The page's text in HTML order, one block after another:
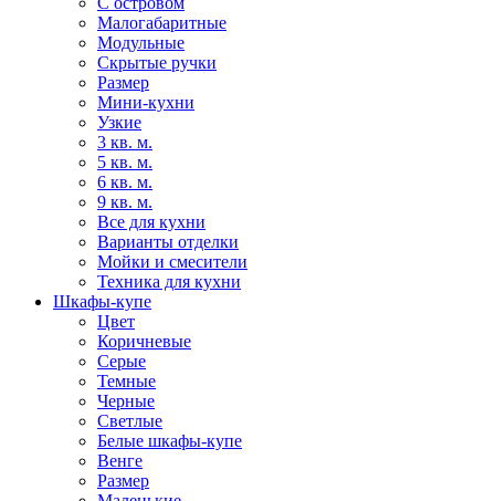
Малогабаритные
Модульные
Скрытые ручки
Размер
Мини-кухни
Узкие
3 кв. м.
5 кв. м.
6 кв. м.
9 кв. м.
Все для кухни
Варианты отделки
Мойки и смесители
Техника для кухни
Шкафы-купе
Цвет
Коричневые
Серые
Темные
Черные
Светлые
Белые шкафы-купе
Венге
Размер